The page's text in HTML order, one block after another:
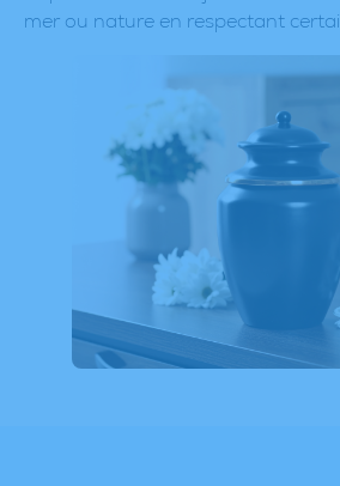
mer ou nature en respectant